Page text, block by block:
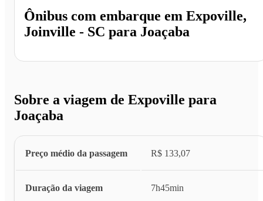
Ônibus com embarque em Expoville,
Joinville - SC para Joaçaba
Sobre a viagem de Expoville para
Joaçaba
Preço médio da passagem R$ 133,07
Duração da viagem 7h45min